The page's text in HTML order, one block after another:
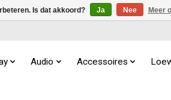
Audio Accessoires
Is dat akkoord? Ja Nee Meer